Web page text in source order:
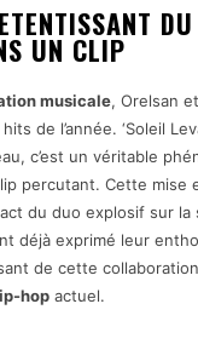
UN CLIP
musicale, Orelsan
de l’année. ‘Soleil
c’est un véritable
percutant. Cette mise
du duo explosif sur la
déjà exprimé leur
de cette
hop actuel.